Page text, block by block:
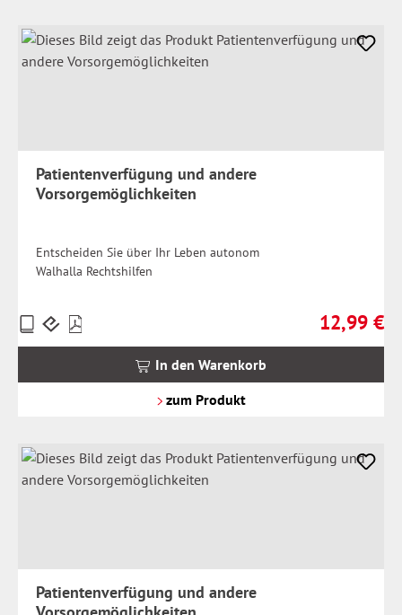
Patientenverfügung und andere
Vorsorgemöglichkeiten
Entscheiden Sie über Ihr Leben autonom
Walhalla Rechtshilfen
Regulärer
12,99 €
Preise
inkl.
In den Warenkorb
zum Produkt
Patientenverfügung und andere